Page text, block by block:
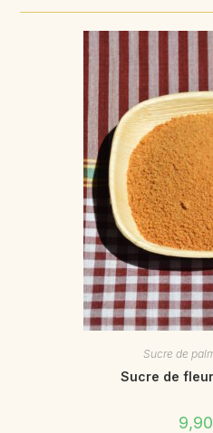
Sucre de
Sucre de
9,90